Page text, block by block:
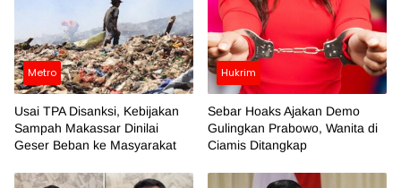
Metro
Usai TPA Disanksi, Kebijakan
Sampah Makassar Dinilai
Geser Beban ke Masyarakat
Hukrim
Sebar Hoaks Ajakan Demo
Gulingkan Prabowo, Wanita di
Ciamis Ditangkap